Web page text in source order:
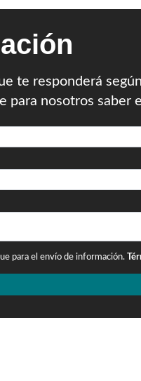
te responderá
para nosotros saber
para el envío de información.